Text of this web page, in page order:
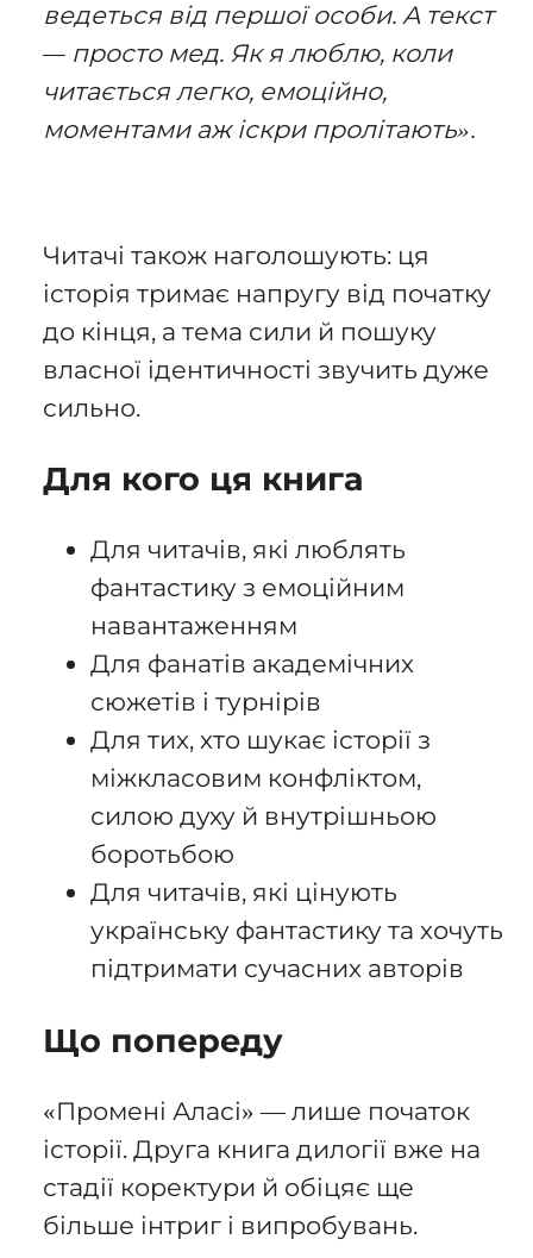
ведеться від першої особи. А текст
— просто мед. Як я люблю, коли
читається легко, емоційно,
моментами аж іскри пролітають».
Читачі також наголошують: ця
історія тримає напругу від початку
до кінця, а тема сили й пошуку
власної ідентичності звучить дуже
сильно.
Для кого ця книга
Для читачів, які люблять
фантастику з емоційним
навантаженням
Для фанатів академічних
сюжетів і турнірів
Для тих, хто шукає історії з
міжкласовим конфліктом,
силою духу й внутрішньою
боротьбою
Для читачів, які цінують
українську фантастику та хочуть
підтримати сучасних авторів
Що попереду
«Промені Аласі» — лише початок
історії. Друга книга дилогії вже на
стадії коректури й обіцяє ще
більше інтриг і випробувань.